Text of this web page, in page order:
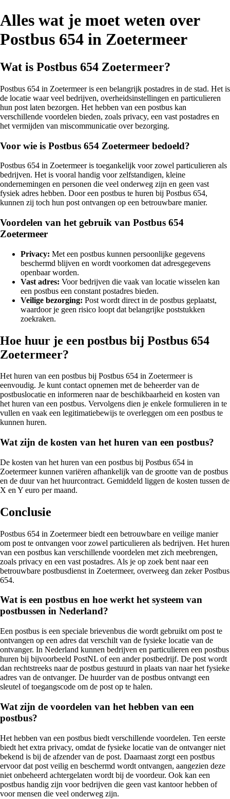
Alles wat je moet weten over
Postbus 654 in Zoetermeer
Wat is Postbus 654 Zoetermeer?
Postbus 654 in Zoetermeer is een belangrijk postadres in de stad. Het is
de locatie waar veel bedrijven, overheidsinstellingen en particulieren
hun post laten bezorgen. Het hebben van een postbus kan
verschillende voordelen bieden, zoals privacy, een vast postadres en
het vermijden van miscommunicatie over bezorging.
Voor wie is Postbus 654 Zoetermeer bedoeld?
Postbus 654 in Zoetermeer is toegankelijk voor zowel particulieren als
bedrijven. Het is vooral handig voor zelfstandigen, kleine
ondernemingen en personen die veel onderweg zijn en geen vast
fysiek adres hebben. Door een postbus te huren bij Postbus 654,
kunnen zij toch hun post ontvangen op een betrouwbare manier.
Voordelen van het gebruik van Postbus 654
Zoetermeer
Privacy: Met een postbus kunnen persoonlijke gegevens
beschermd blijven en wordt voorkomen dat adresgegevens
openbaar worden.
Vast adres: Voor bedrijven die vaak van locatie wisselen kan
een postbus een constant postadres bieden.
Veilige bezorging: Post wordt direct in de postbus geplaatst,
waardoor je geen risico loopt dat belangrijke poststukken
zoekraken.
Hoe huur je een postbus bij Postbus 654
Zoetermeer?
Het huren van een postbus bij Postbus 654 in Zoetermeer is
eenvoudig. Je kunt contact opnemen met de beheerder van de
postbuslocatie en informeren naar de beschikbaarheid en kosten van
het huren van een postbus. Vervolgens dien je enkele formulieren in te
vullen en vaak een legitimatiebewijs te overleggen om een postbus te
kunnen huren.
Wat zijn de kosten van het huren van een postbus?
De kosten van het huren van een postbus bij Postbus 654 in
Zoetermeer kunnen variëren afhankelijk van de grootte van de postbus
en de duur van het huurcontract. Gemiddeld liggen de kosten tussen de
X en Y euro per maand.
Conclusie
Postbus 654 in Zoetermeer biedt een betrouwbare en veilige manier
om post te ontvangen voor zowel particulieren als bedrijven. Het huren
van een postbus kan verschillende voordelen met zich meebrengen,
zoals privacy en een vast postadres. Als je op zoek bent naar een
betrouwbare postbusdienst in Zoetermeer, overweeg dan zeker Postbus
654.
Wat is een postbus en hoe werkt het systeem van
postbussen in Nederland?
Een postbus is een speciale brievenbus die wordt gebruikt om post te
ontvangen op een adres dat verschilt van de fysieke locatie van de
ontvanger. In Nederland kunnen bedrijven en particulieren een postbus
huren bij bijvoorbeeld PostNL of een ander postbedrijf. De post wordt
dan rechtstreeks naar de postbus gestuurd in plaats van naar het fysieke
adres van de ontvanger. De huurder van de postbus ontvangt een
sleutel of toegangscode om de post op te halen.
Wat zijn de voordelen van het hebben van een
postbus?
Het hebben van een postbus biedt verschillende voordelen. Ten eerste
biedt het extra privacy, omdat de fysieke locatie van de ontvanger niet
bekend is bij de afzender van de post. Daarnaast zorgt een postbus
ervoor dat post veilig en beschermd wordt ontvangen, aangezien deze
niet onbeheerd achtergelaten wordt bij de voordeur. Ook kan een
postbus handig zijn voor bedrijven die geen vast kantoor hebben of
voor mensen die veel onderweg zijn.